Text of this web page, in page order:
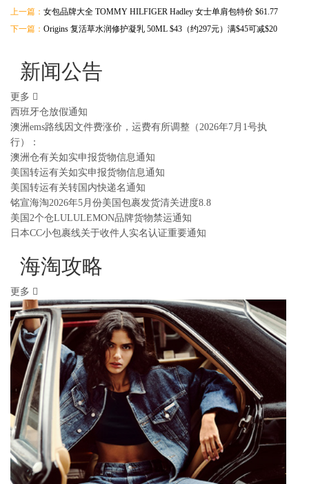
上一篇： 女包品牌大全 TOMMY HILFIGER Hadley 女士单肩包特价 $61.77
下一篇： Origins 复活草水润修护凝乳 50ML $43（约297元）满$45可减$20
新闻公告
更多
西班牙仓放假通知
澳洲ems路线因文件费涨价，运费有所调整（2026年7月1号执
行）：
澳洲仓有关如实申报货物信息通知
美国转运有关如实申报货物信息通知
美国转运有关转国内快递名通知
铭宣海淘2026年5月份美国包裹发货清关进度8.8
美国2个仓LULULEMON品牌货物禁运通知
日本CC小包裹线关于收件人实名认证重要通知
海淘攻略
更多